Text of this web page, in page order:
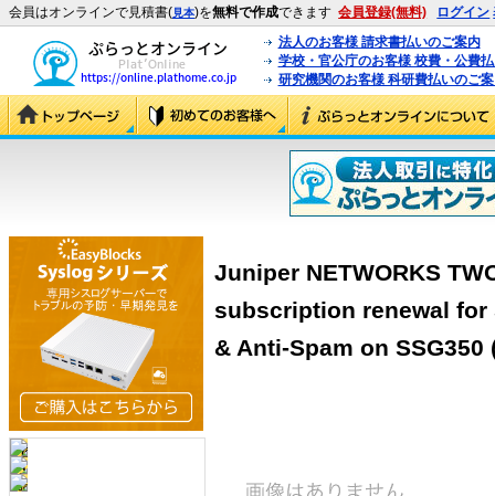
会員はオンラインで見積書(見本)を無料で作成できます 会員登録(無料) ログイン
法人のお客様 請求書払いのご案内
学校・官公庁のお客様 校費・公費
研究機関のお客様 科研費払いのご
Juniper NETWORKS
subscription renewal for
& Anti-Spam on SSG350